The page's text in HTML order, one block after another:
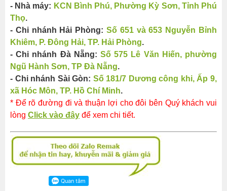
- Nhà máy: KCN Bình Phú, Phường Kỳ Sơn, Tỉnh Phú
Thọ.
- Chi nhánh Hải Phòng: Số 651 và 653 Nguyễn Bỉnh
Khiêm, P. Đông Hải, TP. Hải Phòng.
- Chi nhánh Đà Nẵng: Số 575 Lê Văn Hiến, phường
Ngũ Hành Sơn, TP Đà Nẵng.
- Chi nhánh Sài Gòn: Số 181/7 Dương công khi, Ấp 9,
xã Hóc Môn, TP. Hồ Chí Minh.
* Để rõ đường đi và thuận lợi cho đôi bên Quý khách vui
lòng Click vào đây để xem chi tiết.